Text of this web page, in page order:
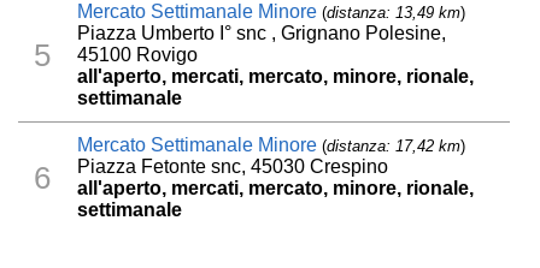
5
Mercato Settimanale Minore (distanza: 13,49 km)
Piazza Umberto I° snc , Grignano Polesine,
45100 Rovigo
all'aperto, mercati, mercato, minore, rionale,
settimanale
6
Mercato Settimanale Minore (distanza: 17,42 km)
Piazza Fetonte snc, 45030 Crespino
all'aperto, mercati, mercato, minore, rionale,
settimanale